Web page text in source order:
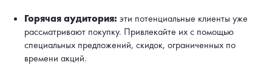
Горячая аудитория: эти потенциальные клиенты уже
рассматривают покупку. Привлекайте их с помощью
специальных предложений, скидок, ограниченных по
времени акций.